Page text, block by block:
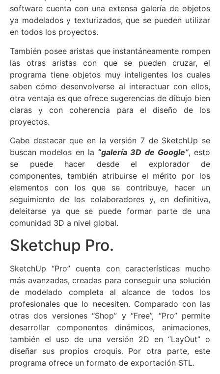
software cuenta con una extensa galería de objetos
ya modelados y texturizados, que se pueden utilizar
en todos los proyectos.
También posee aristas que instantáneamente rompen
las otras aristas con que se pueden cruzar, el
programa tiene objetos muy inteligentes los cuales
saben cómo desenvolverse al interactuar con ellos,
otra ventaja es que ofrece sugerencias de dibujo bien
claras y con coherencia para el diseño de los
proyectos.
Cabe destacar que en la versión 7 de SketchUp se
buscan modelos en la “galería 3D de Google”, esto
se puede hacer desde el explorador de
componentes, también atribuirse el mérito por los
elementos con los que se contribuye, hacer un
seguimiento de los colaboradores y, en definitiva,
deleitarse ya que se puede formar parte de una
comunidad 3D a nivel global.
Sketchup Pro.
SketchUp “Pro” cuenta con características mucho
más avanzadas, creadas para conseguir una solución
de modelado completa al alcance de todos los
profesionales que lo necesiten. Comparado con las
otras dos versiones “Shop” y “Free”, “Pro” permite
desarrollar componentes dinámicos, animaciones,
también el uso de una versión 2D en “LayOut” o
diseñar sus propios croquis. Por otra parte, este
programa ofrece un formato de exportación STL.